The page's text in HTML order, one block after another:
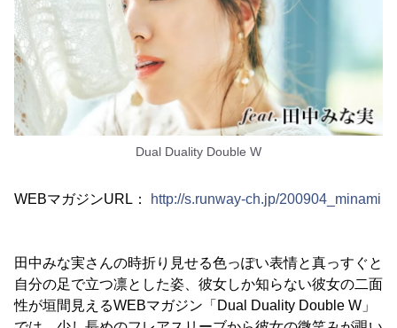
Dual Duality Double W
WEBマガジンURL： http://s.runway-ch.jp/200904_minami
田中みな実さんの時折り見せる色っぽい表情と真っすぐと
自分の足で立つ凛とした姿、彼女しか知らない彼女の二面
性が垣間見えるWEBマガジン「Dual Duality Double W」